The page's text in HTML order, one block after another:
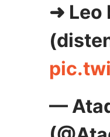
➜ Leo
—